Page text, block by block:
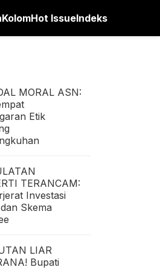
KolomHot IssueIndeks
MORAL ASN:
Etik
TERANCAM:
Investasi
Skema
LIAR
Bupati